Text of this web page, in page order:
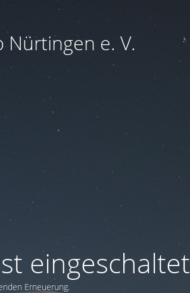
Nürtingen e. V.
eingeschaltet
Erneuerung.